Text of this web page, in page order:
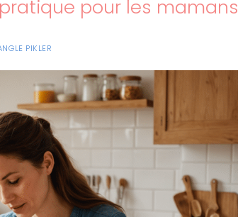
pour les mamans
PIKLER